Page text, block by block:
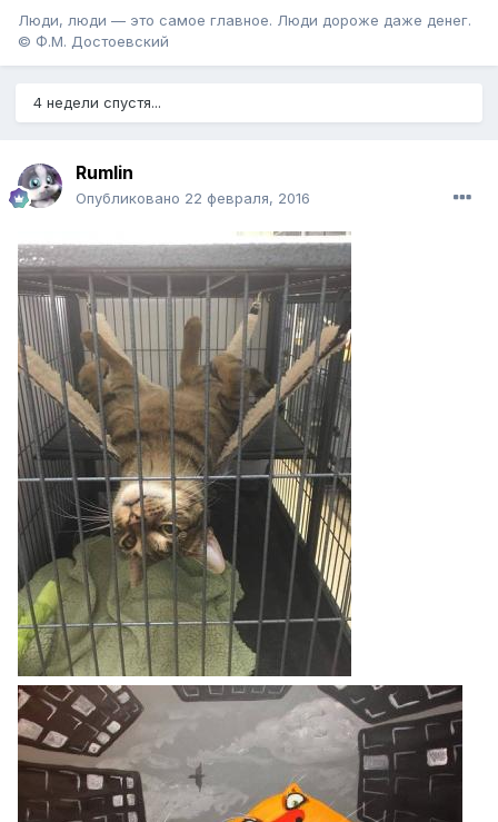
Люди, люди — это самое главное. Люди дороже даже денег.
© Ф.М. Достоевский
4 недели спустя...
Rumlin
Опубликовано 22 февраля, 2016